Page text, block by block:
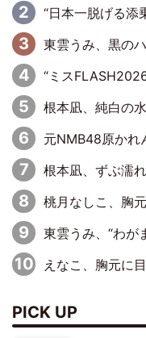
“日本一脱げる添乗員”、3年
東雲うみ、黒のハイレグ水着で見せた“わがま
“ミスFLASH2026”ファイ
根本凪、純白の水着姿と物憂げな
元NMB48原かれん、25歳の“どス
根本凪、ずぶ濡れスケスケ衣装にド
桃月なしこ、胸元も脇も眩し過ぎるランジェ
東雲うみ、“わがままボディ”と“とんでもな
えなこ、胸元に目を奪われるコスプレ水
PICK UP